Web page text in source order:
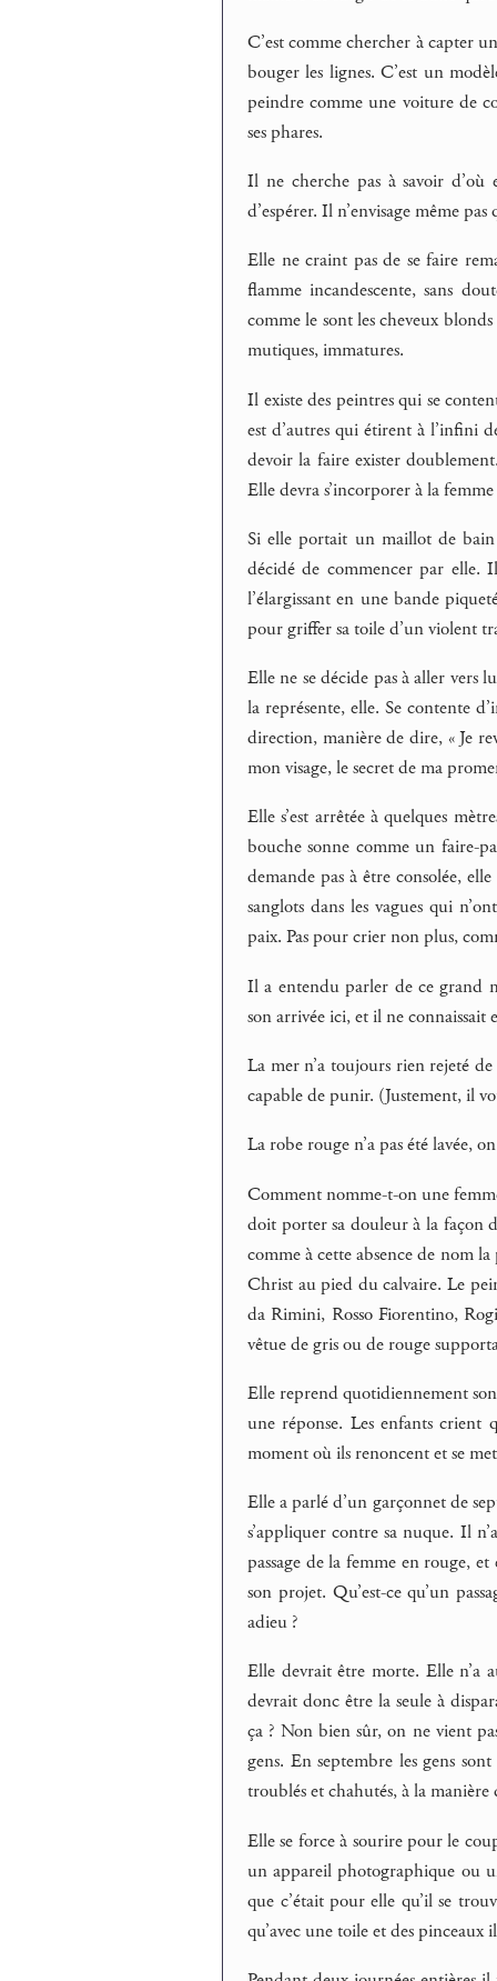
C’est comme chercher à capter
bouger les lignes. C’est un
peindre comme une voiture de
ses phares.
Il ne cherche pas à savoir
d’espérer. Il n’envisage même
Elle ne craint pas de se faire
flamme incandescente, sans
comme le sont les cheveux
mutiques, immatures.
Il existe des peintres qui se
est d’autres qui étirent à l’infini
devoir la faire exister
Elle devra s’incorporer à la
Si elle portait un maillot de
décidé de commencer par elle.
l’élargissant en une bande
pour griffer sa toile d’un violent
Elle ne se décide pas à aller vers
la représente, elle. Se contente
direction, manière de dire, « Je
mon visage, le secret de ma
Elle s’est arrêtée à quelques
bouche sonne comme un faire-
demande pas à être consolée,
sanglots dans les vagues qui
paix. Pas pour crier non plus,
Il a entendu parler de ce grand
son arrivée ici, et il ne connaissait
La mer n’a toujours rien rejeté
capable de punir. (Justement, il
La robe rouge n’a pas été lavée,
Comment nomme-t-on une
doit porter sa douleur à la façon
comme à cette absence de nom
Christ au pied du calvaire. Le
da Rimini, Rosso Fiorentino,
vêtue de gris ou de rouge
Elle reprend quotidiennement
une réponse. Les enfants crient
moment où ils renoncent et se
Elle a parlé d’un garçonnet de
s’appliquer contre sa nuque. Il
passage de la femme en rouge,
son projet. Qu’est-ce qu’un
adieu ?
Elle devrait être morte. Elle n’a
devrait donc être la seule à
ça ? Non bien sûr, on ne vient
gens. En septembre les gens
troublés et chahutés, à la
Elle se force à sourire pour le
un appareil photographique ou
que c’était pour elle qu’il se
qu’avec une toile et des